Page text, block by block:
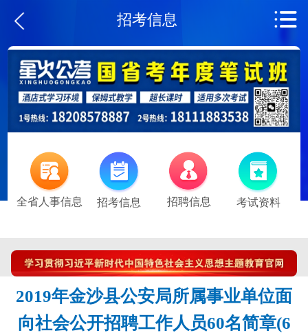
招考信息
全省人事信息 招考信息 招聘信息 考试资料
2019年金沙县公安局所属事业单位面
向社会公开招聘工作人员60名简章(6